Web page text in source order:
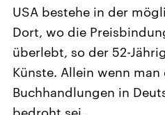
USA bestehe in der
Dort, wo die
überlebt, so der 52-
Künste. Allein wenn
Buchhandlungen in